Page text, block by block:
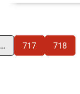
… 717 718